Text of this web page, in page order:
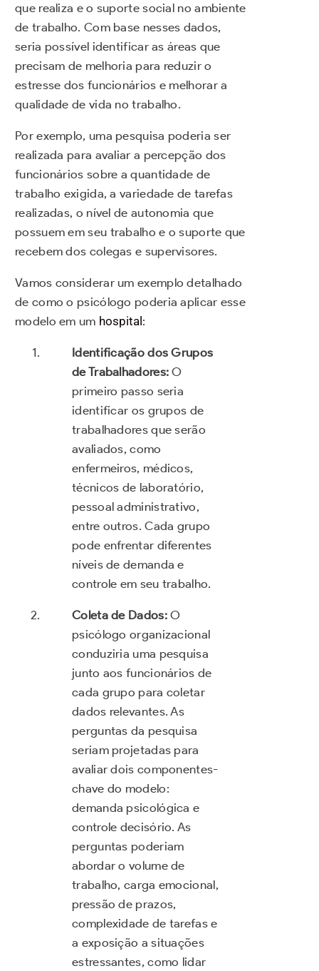
que realiza e o suporte social no ambiente
de trabalho. Com base nesses dados,
seria possível identificar as áreas que
precisam de melhoria para reduzir o
estresse dos funcionários e melhorar a
qualidade de vida no trabalho.
Por exemplo, uma pesquisa poderia ser
realizada para avaliar a percepção dos
funcionários sobre a quantidade de
trabalho exigida, a variedade de tarefas
realizadas, o nível de autonomia que
possuem em seu trabalho e o suporte que
recebem dos colegas e supervisores.
Vamos considerar um exemplo detalhado
de como o psicólogo poderia aplicar esse
modelo em um hospital :
Identificação dos Grupos
de Trabalhadores: O
primeiro passo seria
identificar os grupos de
trabalhadores que serão
avaliados, como
enfermeiros, médicos,
técnicos de laboratório,
pessoal administrativo,
entre outros. Cada grupo
pode enfrentar diferentes
níveis de demanda e
controle em seu trabalho.
Coleta de Dados:O
psicólogo organizacional
conduziria uma pesquisa
junto aos funcionários de
cada grupo para coletar
dados relevantes. As
perguntas da pesquisa
seriam projetadas para
avaliar dois componentes-
chave do modelo:
demanda psicológica e
controle decisório. As
perguntas poderiam
abordar o volume de
trabalho, carga emocional,
pressão de prazos,
complexidade de tarefas e
a exposição a situações
estressantes, como lidar